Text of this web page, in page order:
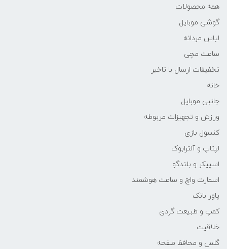
همه محصولات
گوشی موبایل
لباس مردانه
ساعت مچی
تخفیفات ارسال با تاخیر
خانه
جانبی موبایل
ورزش و تجهیزات مربوطه
کنسول بازی
لپتاپ و آلترابوک
اسپیکر و بلندگو
اسمارت واچ و ساعت هوشمند
پاور بانک
کمپ و طبیعت گردی
خلاقیت
گلس و محافظ صفحه